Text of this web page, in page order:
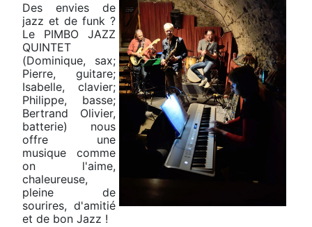
Des envies de
jazz et de funk ?
Le PIMBO JAZZ
QUINTET
(Dominique, sax;
Pierre, guitare;
Isabelle, clavier;
Philippe, basse;
Bertrand Olivier,
batterie) nous
offre une
musique comme
on l'aime,
chaleureuse,
pleine de
sourires, d'amitié
et de bon Jazz !